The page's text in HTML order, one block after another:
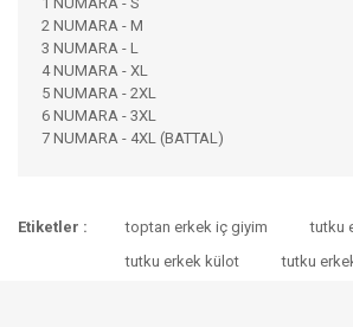
2 NUMARA - M
3 NUMARA - L
4 NUMARA - XL
5 NUMARA - 2XL
6 NUMARA - 3XL
7 NUMARA - 4XL (BATTAL)
konularda yetersiz gördüğünüz noktaları
kullanarak tarafımıza iletebilirsiniz.
Etiketler : toptan erkek iç giyim
tutku
tutku erkek külot
tutku